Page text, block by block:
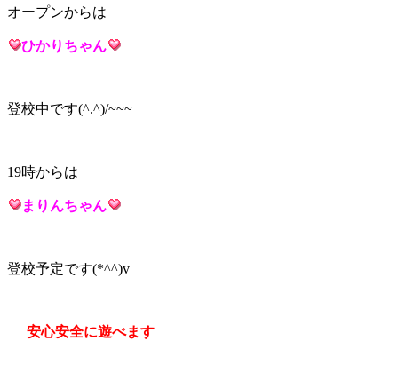
オープンからは
ひかり ちゃん
登校中です(^.^)/~~~
19時からは
まりんちゃん
登校予定です(*^^)v
安心安全に遊べます